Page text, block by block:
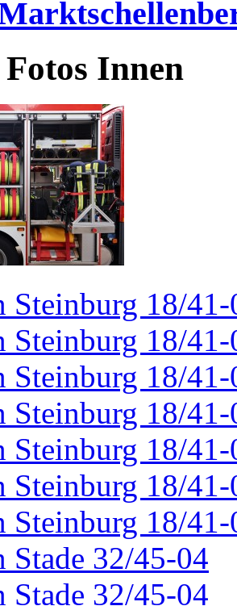
Fotos Innen
Steinburg 18/41-
Steinburg 18/41-
Steinburg 18/41-
Steinburg 18/41-
Steinburg 18/41-
Steinburg 18/41-
Steinburg 18/41-
Stade 32/45-04
Stade 32/45-04